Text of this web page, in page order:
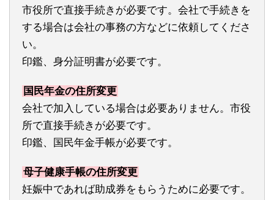
市役所で直接手続きが必要です。会社で手続きを
する場合は会社の事務の方などに依頼してくださ
い。
印鑑、身分証明書が必要です。
国民年金の住所変更
会社で加入している場合は必要ありません。市役
所で直接手続きが必要です。
印鑑、国民年金手帳が必要です。
母子健康手帳の住所変更
妊娠中であれば助成券をもらうために必要です。